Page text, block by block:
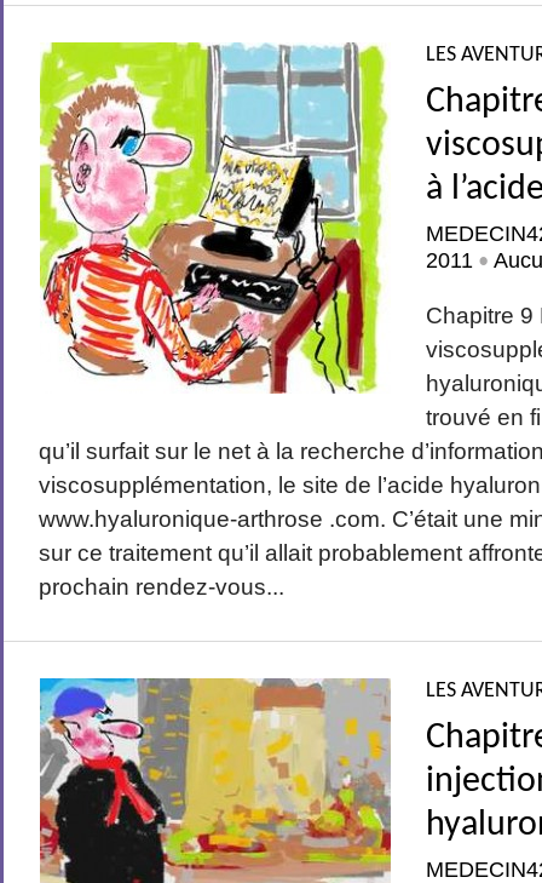
LES
à
2011 •
Chapitre 9
trouvé en
qu’il surfait sur le net à la recherche
viscosupplémentation, le site de l’acide
www.hyaluronique-arthrose .com. C’était une
sur ce traitement qu’il allait probablement
prochain rendez-vous...
LES